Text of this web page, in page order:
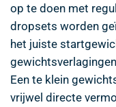
op te doen met
dropsets worden
het juiste
Een te klein
vrijwel directe